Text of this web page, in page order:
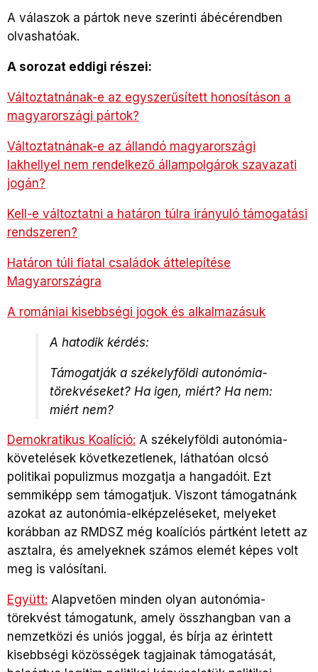
A válaszok a pártok neve szerinti ábécérendben
olvashatóak.
A sorozat eddigi részei:
Változtatnának-e az egyszerűsített honosításon a
magyarországi pártok?
Változtatnának-e az állandó magyarországi
lakhellyel nem rendelkező állampolgárok szavazati
jogán?
Kell-e változtatni a határon túlra irányuló támogatási
rendszeren?
Határon túli fiatal családok áttelepítése
Magyarországra
A romániai kisebbségi jogok és alkalmazásuk
A hatodik kérdés:
Támogatják a székelyföldi autonómia-
törekvéseket? Ha igen, miért? Ha nem:
miért nem?
Demokratikus Koalíció: A székelyföldi autonómia-
követelések következetlenek, láthatóan olcsó
politikai populizmus mozgatja a hangadóit. Ezt
semmiképp sem támogatjuk. Viszont támogatnánk
azokat az autonómia-elképzeléseket, melyeket
korábban az RMDSZ még koalíciós pártként letett az
asztalra, és amelyeknek számos elemét képes volt
meg is valósítani.
Együtt: Alapvetően minden olyan autonómia-
törekvést támogatunk, amely összhangban van a
nemzetközi és uniós joggal, és bírja az érintett
kisebbségi közösségek tagjainak támogatását,